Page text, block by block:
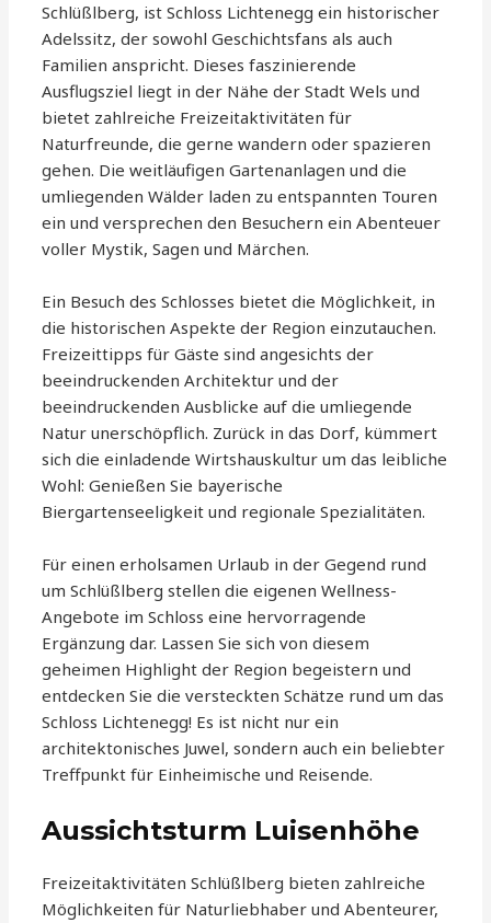
Schlüßlberg, ist Schloss Lichtenegg ein historischer
Adelssitz, der sowohl Geschichtsfans als auch
Familien anspricht. Dieses faszinierende
Ausflugsziel liegt in der Nähe der Stadt Wels und
bietet zahlreiche Freizeitaktivitäten für
Naturfreunde, die gerne wandern oder spazieren
gehen. Die weitläufigen Gartenanlagen und die
umliegenden Wälder laden zu entspannten Touren
ein und versprechen den Besuchern ein Abenteuer
voller Mystik, Sagen und Märchen.
Ein Besuch des Schlosses bietet die Möglichkeit, in
die historischen Aspekte der Region einzutauchen.
Freizeittipps für Gäste sind angesichts der
beeindruckenden Architektur und der
beeindruckenden Ausblicke auf die umliegende
Natur unerschöpflich. Zurück in das Dorf, kümmert
sich die einladende Wirtshauskultur um das leibliche
Wohl: Genießen Sie bayerische
Biergartenseeligkeit und regionale Spezialitäten.
Für einen erholsamen Urlaub in der Gegend rund
um Schlüßlberg stellen die eigenen Wellness-
Angebote im Schloss eine hervorragende
Ergänzung dar. Lassen Sie sich von diesem
geheimen Highlight der Region begeistern und
entdecken Sie die versteckten Schätze rund um das
Schloss Lichtenegg! Es ist nicht nur ein
architektonisches Juwel, sondern auch ein beliebter
Treffpunkt für Einheimische und Reisende.
Aussichtsturm Luisenhöhe
Freizeitaktivitäten Schlüßlberg bieten zahlreiche
Möglichkeiten für Naturliebhaber und Abenteurer,